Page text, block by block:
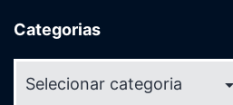
Categorias